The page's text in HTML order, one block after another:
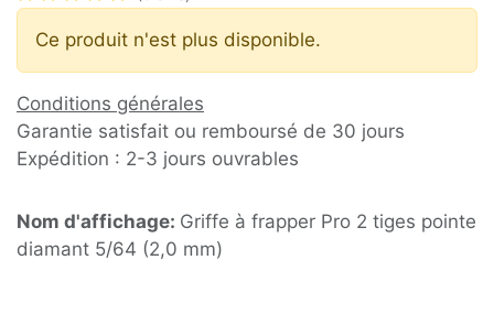
Ce produit n'est plus disponible.
Conditions générales
Garantie satisfait ou remboursé de 30 jours
Expédition : 2-3 jours ouvrables
Nom d'affichage: Griffe à frapper Pro 2 tiges pointe
diamant 5/64 (2,0 mm)